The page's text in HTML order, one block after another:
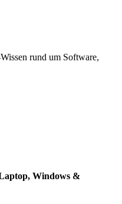
rund um Software,
Windows &